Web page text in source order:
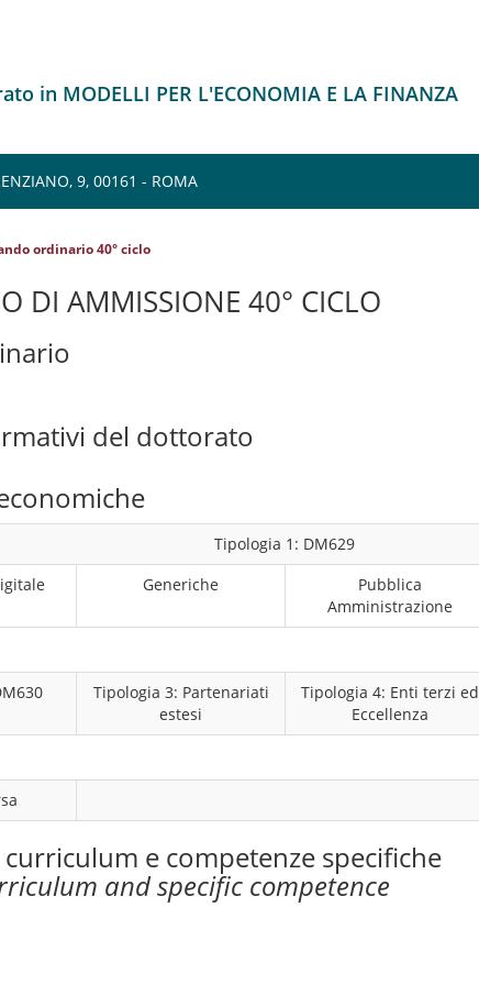
in MODELLI PER L'ECONOMIA E LA FINANZA
9, 00161 - ROMA
ordinario 40° ciclo
DI AMMISSIONE 40° CICLO
del dottorato
Tipologia 1: DM629
Generiche
Pubblica
Amministrazione
Tipologia 3: Partenariati
estesi
Tipologia 4: Enti terzi ed
Eccellenza
e competenze specifiche
and specific competence